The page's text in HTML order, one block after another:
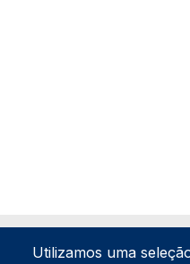
Utilizamos uma